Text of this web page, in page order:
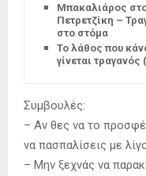
Μπακαλιάρος
Πετρετζίκη –
στο στόμα
Το λάθος που
γίνεται
Συμβουλές:
– Αν θες να το
να πασπαλίσεις με
– Μην ξεχνάς να